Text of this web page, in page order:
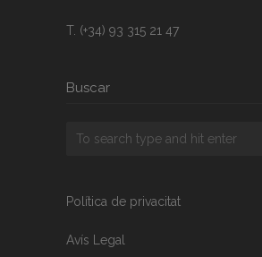
T. (+34) 93 315 21 47
Buscar
Política de privacitat
Avís Legal